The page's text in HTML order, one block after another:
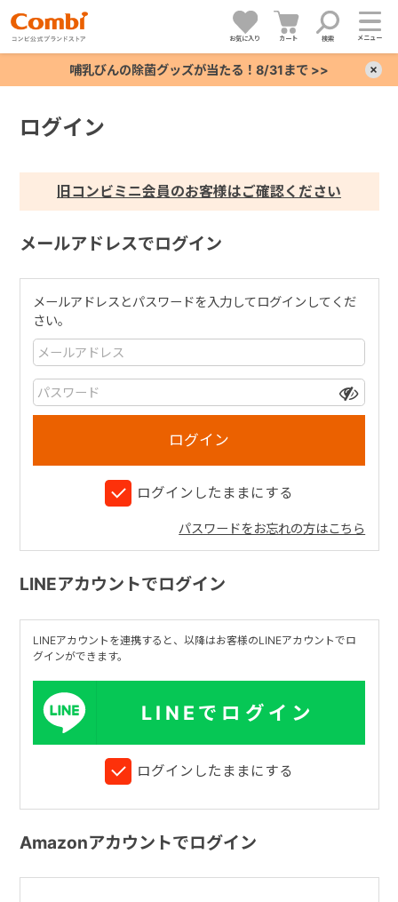
お気に入り カート 検索 メニュー
哺乳びんの除菌グッズが当たる！8/31まで >>
ログイン
旧コンビミニ会員のお客様はご確認ください
メールアドレスでログイン
メールアドレスとパスワードを入力してログインしてくだ
さい。
ログインしたままにする
パスワードをお忘れの方はこちら
LINEアカウントでログイン
LINEアカウントを連携すると、以降はお客様のLINEアカウントでロ
グインができます。
LINEでログイン
ログインしたままにする
Amazonアカウントでログイン